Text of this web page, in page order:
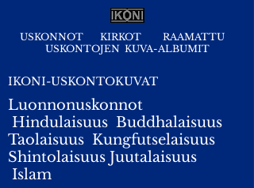
USKONNOT KIRKOT
RAAMATTU
USKONTOJEN KUVA-ALBUMIT
IKONI-USKONTOKUVAT
Luonnonuskonnot
Hindulaisuus Buddhalaisuus
Taolaisuus Kungfutselaisuus
Shintolaisuus Juutalaisuus
Islam